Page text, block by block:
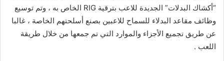
“أكشاك البدلات” الجديدة للاعب بترقية RIG الخاص به ، وتم توسيع
وظائف مقاعد البدلاء للسماح للاعبين بصنع أسلحتهم الخاصة ، غالبا
عن طريق تجميع الأجزاء والموارد التي تم جمعها من خلال طريقة
اللعب .